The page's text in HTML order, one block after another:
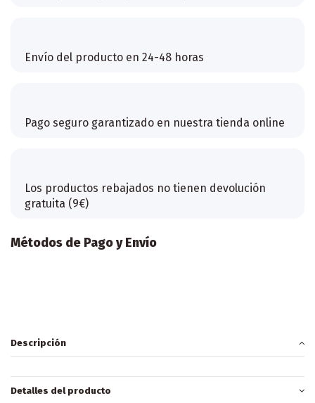
Envío del producto en 24-48 horas
Pago seguro garantizado en nuestra tienda online
Los productos rebajados no tienen devolución
gratuita (9€)
Métodos de Pago y Envío
Descripción
Detalles del producto